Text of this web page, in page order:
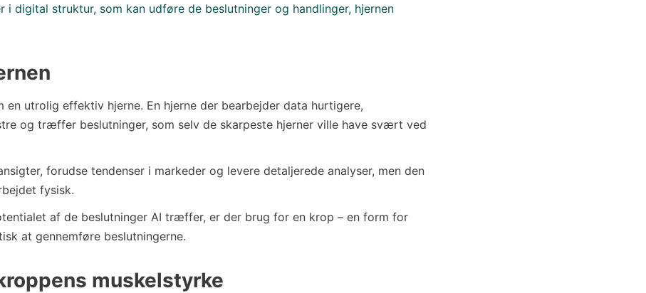
i digital struktur, som kan udføre de beslutninger og handlinger, hjernen
en utrolig effektiv hjerne. En hjerne der bearbejder data hurtigere,
og træffer beslutninger, som selv de skarpeste hjerner ville have svært ved
forudse tendenser i markeder og levere detaljerede analyser, men den
fysisk.
af de beslutninger AI træffer, er der brug for en krop – en form for
at gennemføre beslutningerne.
muskelstyrke